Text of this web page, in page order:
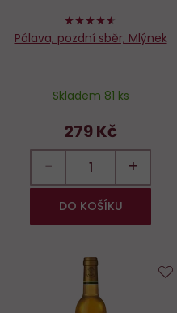
92%
Pálava, pozdní sběr, Mlýnek
Skladem 81 ks
279 Kč
− +
DO KOŠÍKU